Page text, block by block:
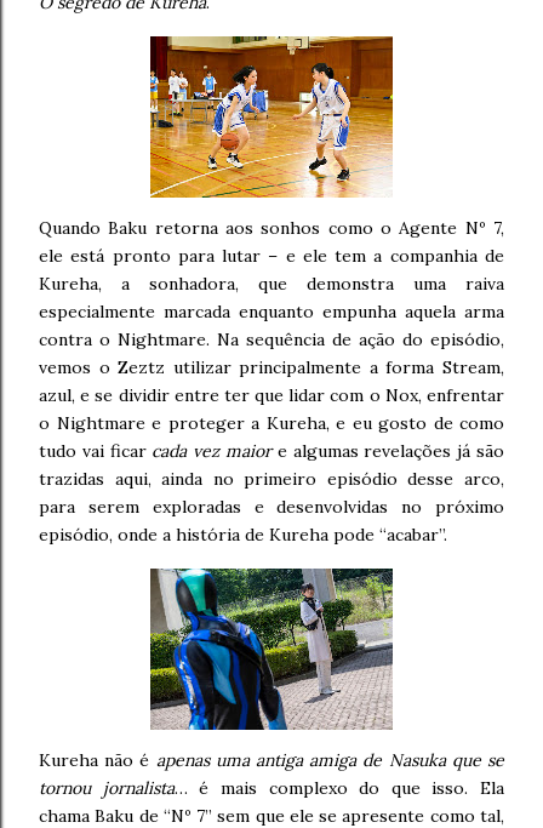
Quando Baku retorna aos sonhos como o Agente Nº 7,
ele está pronto para lutar – e ele tem a companhia de
Kureha, a sonhadora, que demonstra uma raiva
especialmente marcada enquanto empunha aquela arma
contra o Nightmare. Na sequência de ação do episódio,
vemos o Zeztz utilizar principalmente a forma Stream,
azul, e se dividir entre ter que lidar com o Nox, enfrentar
o Nightmare e proteger a Kureha, e eu gosto de como
tudo vai ficar cada vez maiore algumas revelações já são
trazidas aqui, ainda no primeiro episódio desse arco,
para serem exploradas e desenvolvidas no próximo
episódio, onde a história de Kureha pode “acabar”.
Kureha não é apenas uma antiga amiga de Nasuka que se
tornou jornalista… é mais complexo do que isso. Ela
chama Baku de “Nº 7” sem que ele se apresente como tal,